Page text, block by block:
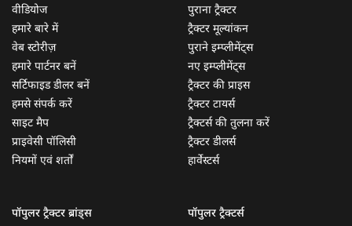
वीडियोज
हमारे बारे में
वेब स्टोरीज़
हमारे पार्टनर बनें
सर्टिफाइड डीलर बनें
हमसे संपर्क करें
साइट मैप
प्राइवेसी पॉलिसी
नियमों एवं शर्तों
पुराना ट्रैक्टर
ट्रैक्टर मूल्यांकन
पुराने इम्प्लीमेंट्स
नए इम्प्लीमेंट्स
ट्रैक्टर की प्राइस
ट्रैक्टर टायर्स
ट्रैक्टर्स की तुलना करें
ट्रैक्टर डीलर्स
हार्वेस्टर्स
पॉपुलर ट्रैक्टर ब्रांड्स
पॉपुलर ट्रैक्टर्स